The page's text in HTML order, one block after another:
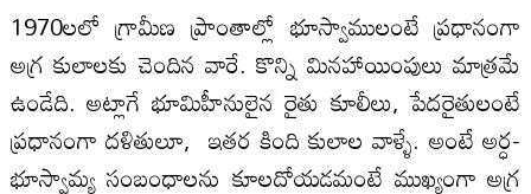
1970లలో గ్రామీణ ప్రాంతాల్లో భూస్వాములంటే ప్రధానంగా
అగ్ర కులాలకు చెందిన వారే. కొన్ని మినహాయింపులు మాత్రమే
ఉండేది. అట్లాగే భూమిహీనులైన రైతు కూలీలు, పేదరైతులంటే
ప్రధానంగా దళితులూ, ఇతర కింది కులాల వాళ్ళే. అంటే అర్ధ-
భూస్వామ్య సంబంధాలను కూలదోయడమంటే ముఖ్యంగా అగ్ర